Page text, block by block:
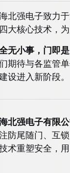
海北强电子致力
四大核心技术，
无小事，门即
期待与各监管
设进入新阶段。
海北强电子有限
防尾随门、互
术重塑安全，